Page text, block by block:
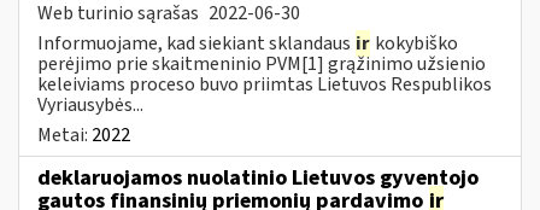
Web turinio sąrašas 2022-06-30
Informuojame, kad siekiant sklandaus ir kokybiško
perėjimo prie skaitmeninio PVM[1] grąžinimo užsienio
keleiviams proceso buvo priimtas Lietuvos Respublikos
Vyriausybės...
Metai: 2022
deklaruojamos nuolatinio Lietuvos gyventojo
gautos finansinių priemonių pardavimo ir